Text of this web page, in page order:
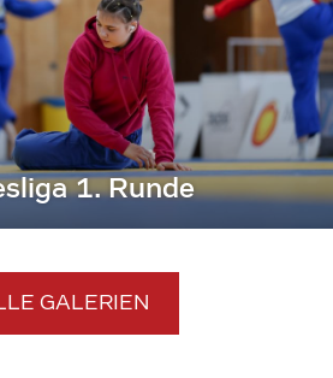
1. Runde
GALERIEN